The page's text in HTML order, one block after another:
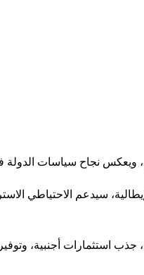
ويعكس نجاح سياسات الدولة
سيدعم الاحتياطي
استثمارات أجنبية،